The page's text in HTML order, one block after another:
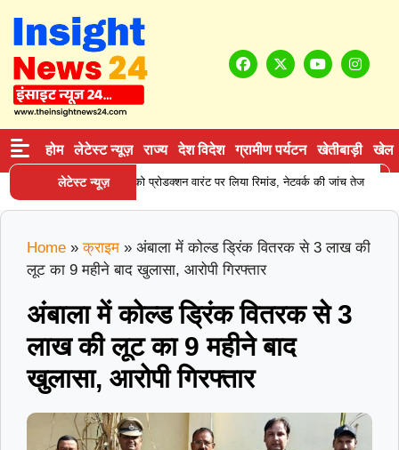
होम लेटेस्ट न्यूज़ राज्य देश विदेश ग्रामीण पर्यटन खेतीबाड़ी खेल
लेटेस्ट न्यूज़
सप्लाई करने वाले आरोपी को प्रोडक्शन वारंट पर लिया रिमांड, नेटवर्क की जांच तेज
Home » क्राइम »अंबाला में कोल्ड ड्रिंक वितरक से 3 लाख की
लूट का 9 महीने बाद खुलासा, आरोपी गिरफ्तार
अंबाला में कोल्ड ड्रिंक वितरक से 3
लाख की लूट का 9 महीने बाद
खुलासा, आरोपी गिरफ्तार